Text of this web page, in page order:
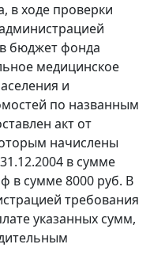
в ходе проверки
бюджет фонда
медицинское
и
по названным
акт от
начислены
в сумме
в сумме 8000 руб. В
требования
указанных сумм,